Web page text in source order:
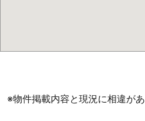
※物件掲載内容と現況に相違が